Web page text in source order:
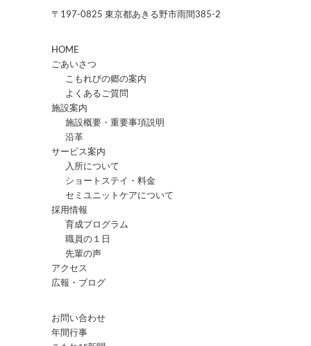
〒197-0825 東京都あきる野市雨間385-2
HOME
ごあいさつ
こもれびの郷の案内
よくあるご質問
施設案内
施設概要・重要事項説明
沿革
サービス案内
入所について
ショートステイ・料金
セミユニットケアについて
採用情報
育成プログラム
職員の１日
先輩の声
アクセス
広報・ブログ
お問い合わせ
年間行事